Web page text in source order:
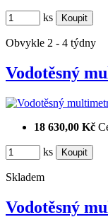
ks
Obvykle 2 - 4 týdny
Vodotěsný
18 630,00 Kč
ks
Skladem
Vodotěsný